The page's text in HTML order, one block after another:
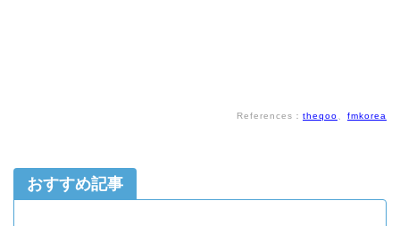
References： theqoo fmkorea
おすすめ記事